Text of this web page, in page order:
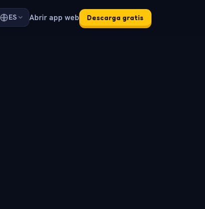
ES Abrir app web Descarga gratis